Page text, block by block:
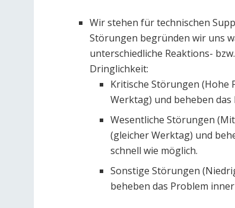
Wir stehen für technischen
Störungen begründen wir uns
unterschiedliche Reaktions-
Dringlichkeit:
Kritische Störungen (Hohe
Werktag) und beheben
Wesentliche Störungen
(gleicher Werktag) und
schnell wie möglich.
Sonstige Störungen
beheben das Problem